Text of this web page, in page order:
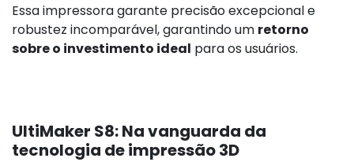
Essa impressora garante precisão excepcional e
robustez incomparável, garantindo um retorno
sobre o investimento ideal para os usuários.
UltiMaker S8: Na vanguarda da
tecnologia de impressão 3D